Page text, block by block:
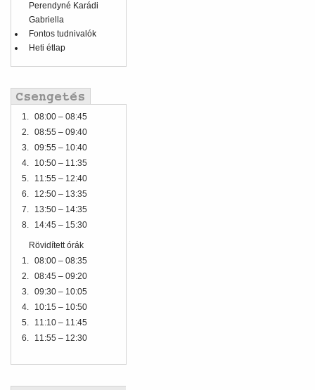
Perendyné Karádi
Gabriella
Fontos tudnivalók
Heti étlap
1. 08:00 – 08:45
2. 08:55 – 09:40
3. 09:55 – 10:40
4.
10:50 – 11:35
5.
11:55 – 12:40
6.
12:50 – 13:35
7.
13:50 – 14:35
8.
14:45 – 15:30
Rövidített órák
1. 08:00 – 08:35
2. 08:45 – 09:20
3. 09:30 – 10:05
4.
10:15 – 10:50
5.
11:10 – 11:45
6.
11:55 – 12:30